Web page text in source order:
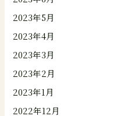
2023年5月
2023年4月
2023年3月
2023年2月
2023年1月
2022年12月